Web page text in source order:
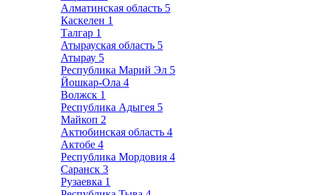
Алматинская область 5
Каскелен 1
Талгар 1
Атырауская область 5
Атырау 5
Республика Марий Эл 5
Йошкар-Ола 4
Волжск 1
Республика Адыгея 5
Майкоп 2
Актюбинская область 4
Актобе 4
Республика Мордовия 4
Саранск 3
Рузаевка 1